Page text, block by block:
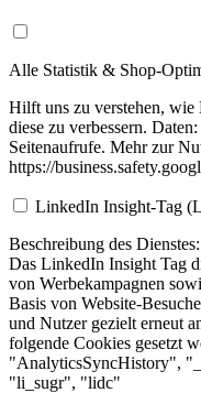
Alle Statistik & Shop-
Hilft uns zu verstehen, wie
diese zu verbessern.
Seitenaufrufe. Mehr zur
https://
LinkedIn Insight-Tag
Beschreibung des Dienstes:
Das LinkedIn Insight Tag
von Werbekampagnen
Basis von Website-
und Nutzer gezielt erneut
folgende Cookies gesetzt
"AnalyticsSyncHistory",
"li_sugr", "lidc"